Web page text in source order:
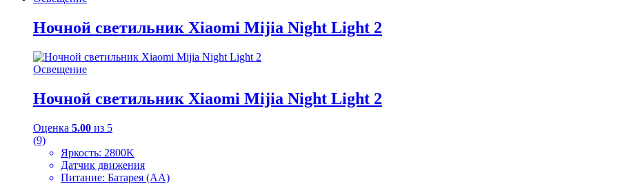
Ночной светильник Xiaomi Mijia Night Light 2
Освещение
Ночной светильник Xiaomi Mijia Night Light 2
Оценка 5.00 из 5
(9)
Яркость: 2800K
Датчик движения
Питание: Батарея (АА)